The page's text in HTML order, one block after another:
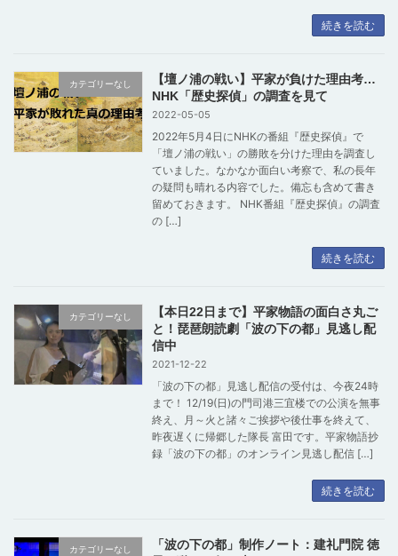
続きを読む
カテゴリーなし
【壇ノ浦の戦い】平家が負けた理由考…
NHK「歴史探偵」の調査を見て
2022-05-05
2022年5月4日にNHKの番組『歴史探偵』で
「壇ノ浦の戦い」の勝敗を分けた理由を調査し
ていました。なかなか面白い考察で、私の長年
の疑問も晴れる内容でした。備忘も含めて書き
留めておきます。 NHK番組『歴史探偵』の調査
の […]
続きを読む
カテゴリーなし
【本日22日まで】平家物語の面白さ丸ご
と！琵琶朗読劇「波の下の都」見逃し配
信中
2021-12-22
「波の下の都」見逃し配信の受付は、今夜24時
まで！ 12/19(日)の門司港三宜楼での公演を無事
終え、月～火と諸々ご挨拶や後仕事を終えて、
昨夜遅くに帰郷した隊長 富田です。平家物語抄
録「波の下の都」のオンライン見逃し配信 […]
続きを読む
カテゴリーなし
「波の下の都」制作ノート：建礼門院 徳